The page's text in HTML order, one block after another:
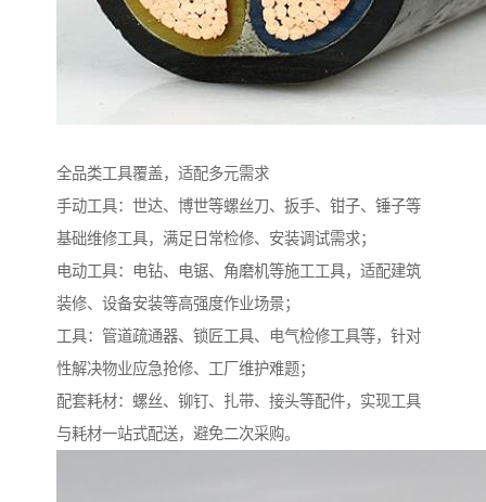
全品类工具覆盖，适配多元需求​
手动工具：世达、博世等螺丝刀、扳手、钳子、锤子等
基础维修工具，满足日常检修、安装调试需求；​
电动工具：电钻、电锯、角磨机等施工工具，适配建筑
装修、设备安装等高强度作业场景；​
工具：管道疏通器、锁匠工具、电气检修工具等，针对
性解决物业应急抢修、工厂维护难题；​
配套耗材：螺丝、铆钉、扎带、接头等配件，实现工具
与耗材一站式配送，避免二次采购。